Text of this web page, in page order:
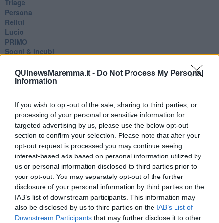
QUInewsMaremma.it - Do Not Process My Personal
Information
If you wish to opt-out of the sale, sharing to third parties, or
processing of your personal or sensitive information for
targeted advertising by us, please use the below opt-out
section to confirm your selection. Please note that after your
opt-out request is processed you may continue seeing
interest-based ads based on personal information utilized by
us or personal information disclosed to third parties prior to
your opt-out. You may separately opt-out of the further
disclosure of your personal information by third parties on the
IAB’s list of downstream participants. This information may
also be disclosed by us to third parties on the IAB’s List of
Downstream Participants that may further disclose it to other
Triage
Persona
Relitti
Lucio
PRIMO
Sogni & incubi
Protezione civile
Walter
Il muro di Baj
Biografia emotiva
La tempesta e altro
Umani
I bolidi
Parole
Amarezza
Colpa & merito
Vento
​LA PANCHINA ROSSA Requiem per il Commissario
Ospedali del cuore
Coraçào
Charlie